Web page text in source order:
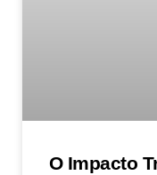
O Impacto